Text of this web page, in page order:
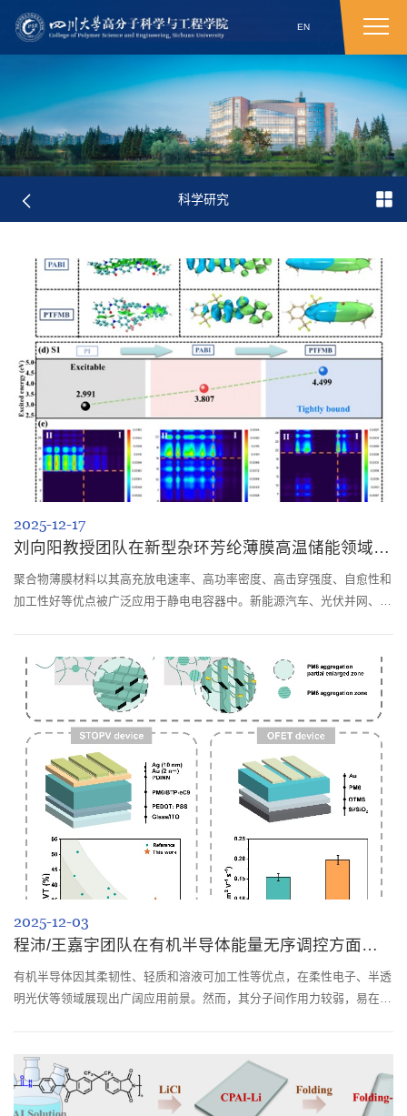
EN
科学研究
2025-12-17
刘向阳教授团队在新型杂环芳纶薄膜高温储能领域取得研究进展
聚合物薄膜材料以其高充放电速率、高功率密度、高击穿强度、自愈性和
加工性好等优点被广泛应用于静电电容器中。新能源汽车、光伏并网、油
功的电容器薄膜材料之一，但其高温下将出现明显的导电损耗，且能量密
度和服役寿命急剧下降。因此，发展高温强电场下高储能、长寿命聚合物
新材料是未来储能...
2025-12-03
程沛/王嘉宇团队在有机半导体能量无序调控方面取得新进展
有机半导体因其柔韧性、轻质和溶液可加工性等优点，在柔性电子、半透
明光伏等领域展现出广阔应用前景。然而，其分子间作用力较弱，易在薄
王嘉宇副研究员团队联合北京大学周欢萍教授团队，创新性地提出了一种
利用邻苯二甲酸酯类分子作为“组装诱导剂”的策略，通过调控有机半导体
侧链的相互作...